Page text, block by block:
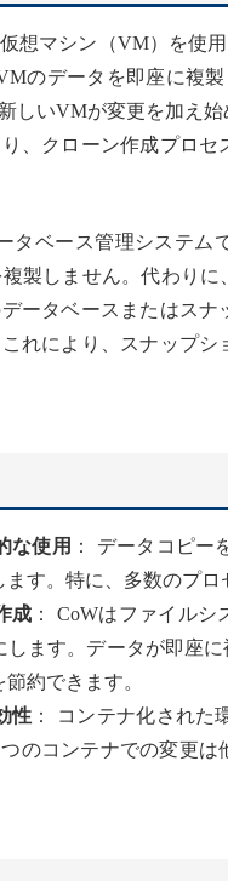
想マシン（VM）を使
のデータを即座に複
しいVMが変更を加え
、クローン作成プロ
タベース管理システ
製しません。代わり
ータベースまたはス
れにより、スナップ
な使用 ： データコピー
す。特に、多数のプ
成 ： CoWはファイル
します。データが即座
約できます。
性 ： コンテナ化された
のコンテナでの変更